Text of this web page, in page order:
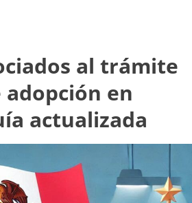
al trámite
adopción en
actualizada